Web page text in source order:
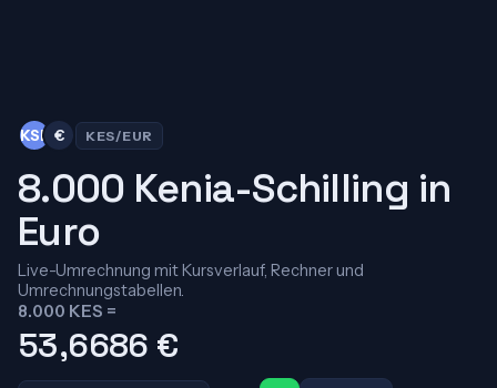
KSh € KES/EUR
8.000 Kenia-Schilling in
Euro
Live-Umrechnung mit Kursverlauf, Rechner und
Umrechnungstabellen.
8.000 KES =
53,6686 €